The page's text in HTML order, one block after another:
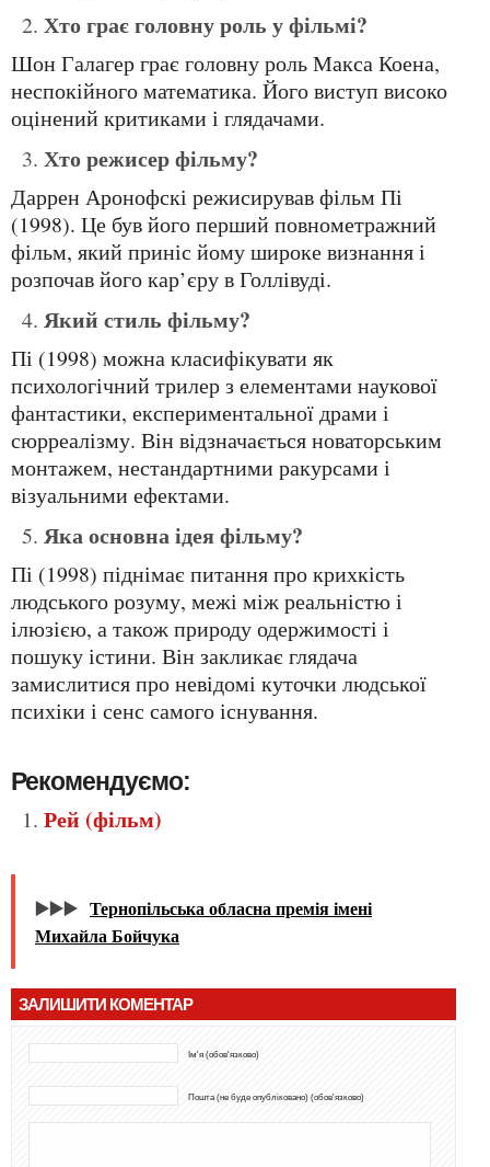
Хто грає головну роль у фільмі?
Шон Галагер грає головну роль Макса Коена,
неспокійного математика. Його виступ високо
оцінений критиками і глядачами.
Хто режисер фільму?
Даррен Аронофскі режисирував фільм Пі
(1998). Це був його перший повнометражний
фільм, який приніс йому широке визнання і
розпочав його кар’єру в Голлівуді.
Який стиль фільму?
Пі (1998) можна класифікувати як
психологічний трилер з елементами наукової
фантастики, експериментальної драми і
сюрреалізму. Він відзначається новаторським
монтажем, нестандартними ракурсами і
візуальними ефектами.
Яка основна ідея фільму?
Пі (1998) піднімає питання про крихкість
людського розуму, межі між реальністю і
ілюзією, а також природу одержимості і
пошуку істини. Він закликає глядача
замислитися про невідомі куточки людської
психіки і сенс самого існування.
Рекомендуємо:
Рей (фільм)
▶️▶️▶️ Тернопільська обласна премія імені
Михайла Бойчука
ЗАЛИШИТИ КОМЕНТАР
Ім'я (обов'язково)
Пошта (не буде опубліковано) (обов'язково)